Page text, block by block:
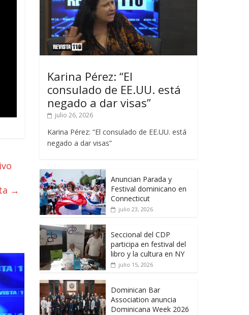
→
Karina Pérez: “El
consulado de EE.UU. está
negado a dar visas”
julio 26, 2026
Karina Pérez: “El consulado de EE.UU. está
negado a dar visas”
Anuncian Parada y
Festival dominicano en
Connecticut
julio 23, 2026
Seccional del CDP
participa en festival del
libro y la cultura en NY
julio 15, 2026
Dominican Bar
Association anuncia
Dominicana Week 2026